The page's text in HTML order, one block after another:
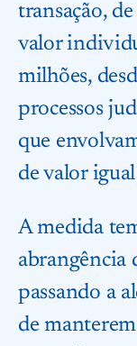
transação,
valor
milhões,
processos
que
de valor
A medida
abrangência
passando a
de